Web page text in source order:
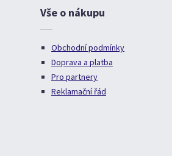
Vše o nákupu
Obchodní podmínky
Doprava a platba
Pro partnery
Reklamační řád